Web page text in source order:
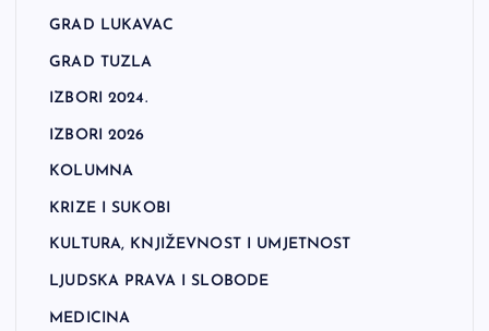
GRAD LUKAVAC
GRAD TUZLA
IZBORI 2024.
IZBORI 2026
KOLUMNA
KRIZE I SUKOBI
KULTURA, KNJIŽEVNOST I UMJETNOST
LJUDSKA PRAVA I SLOBODE
MEDICINA